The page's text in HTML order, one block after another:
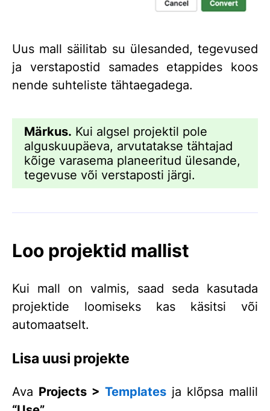
Uus mall säilitab su ülesanded, tegevused
ja verstapostid samades etappides koos
nende suhteliste tähtaegadega.
Märkus. Kui algsel projektil pole
alguskuupäeva, arvutatakse tähtajad
kõige varasema planeeritud ülesande,
tegevuse või verstaposti järgi.
Loo projektid mallist
Kui mall on valmis, saad seda kasutada
projektide loomiseks kas käsitsi või
automaatselt.
Lisa uusi projekte
Ava Projects > Templates ja klõpsa mallil